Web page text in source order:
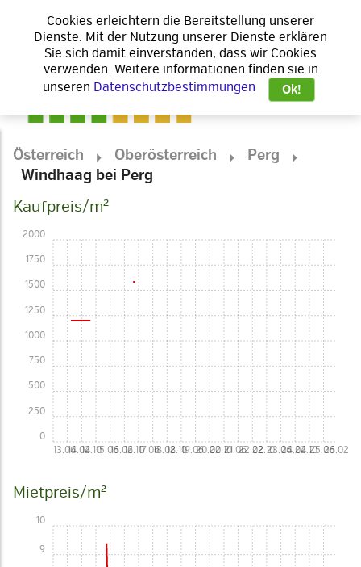
Österreich Oberösterreich
Perg
Windhaag bei Perg
Kaufpreis/m²
13.0614.0214.1015.0616.0216.1017.0618.0218.1019.0620.0220.1021.0622.0222.1023.0624.0224.1025.0626.02
0
250
500
750
1000
1250
1500
1750
2000
Mietpreis/m²
9
10
Cookies erleichtern die Bereitstellung unserer
Dienste. Mit der Nutzung unserer Dienste erklären
Sie sich damit einverstanden, dass wir Cookies
verwenden. Weitere informationen finden sie in
unseren Datenschutzbestimmungen Ok!